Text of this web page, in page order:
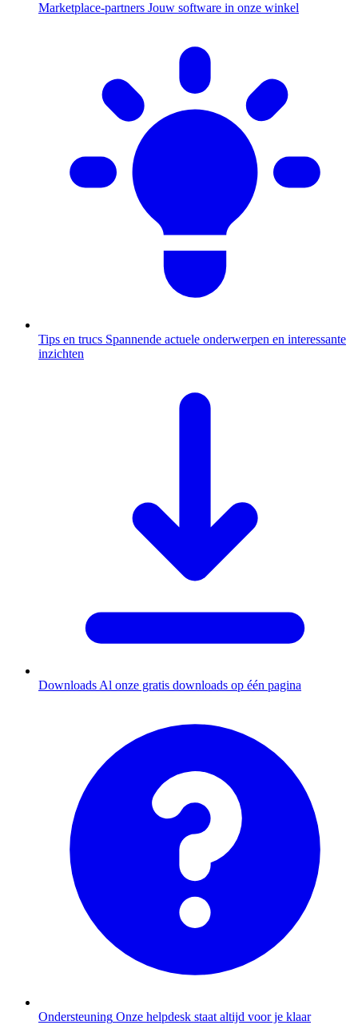
Marketplace-partners Jouw software in onze winkel
Tips en trucs Spannende actuele onderwerpen en interessante
inzichten
Downloads Al onze gratis downloads op één pagina
Ondersteuning Onze helpdesk staat altijd voor je klaar